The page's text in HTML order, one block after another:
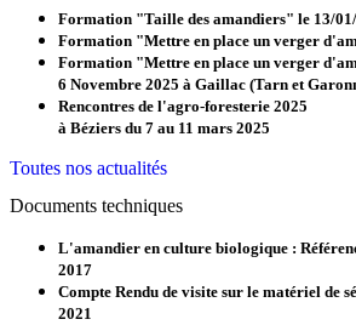
Formation "Taille des amandiers" le 13/
Formation "Mettre en place un verger
Formation "Mettre en place un verger
6 Novembre 2025 à Gaillac (Tarn et
Rencontres de l'agro-foresterie 2025
à Béziers du 7 au 11 mars 2025
Toutes nos actualités
Documents techniques
L'amandier en culture biologique :
2017
Compte Rendu de visite sur le matériel de
2021